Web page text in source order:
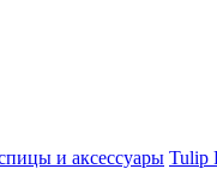
и аксессуары Tulip